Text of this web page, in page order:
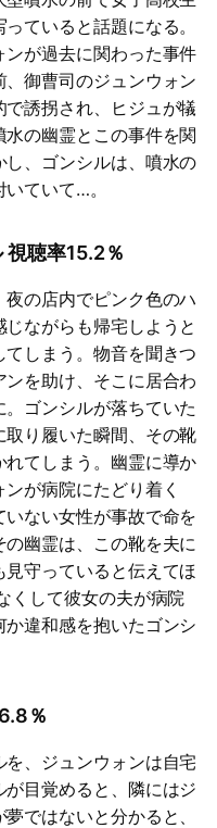
ていると話題になる。
が過去に関わった事件
御曹司のジュンウォン
誘拐され、ヒジュが犠
の幽霊とこの事件を関
、ゴンシルは、噴水の
ていて…。
視聴率15.2％
の店内でピンク色のハ
ながらも帰宅しようと
しまう。物音を聞きつ
を助け、そこに居合わ
ゴンシルが落ちていた
り履いた瞬間、その靴
てしまう。幽霊に導か
が病院にたどり着く
ない女性が事故で命を
幽霊は、この靴を夫に
守っていると伝えてほ
くして彼女の夫が病院
違和感を抱いたゴンシ
％
、ジュンウォンは自宅
目覚めると、隣にはジ
ではないと分かると、